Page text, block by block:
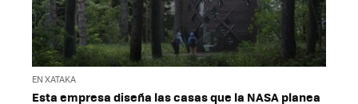
EN XATAKA
Esta empresa diseña las casas que la NASA planea